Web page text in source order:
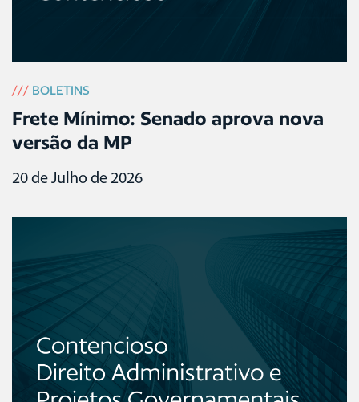
/// BOLETINS
Frete Mínimo: Senado aprova nova
versão da MP
20 de Julho de 2026